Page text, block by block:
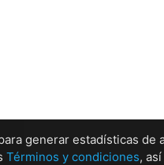
generar estadísticas
Términos y condiciones,